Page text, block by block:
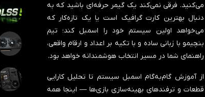
می‌کنید. فرقی نمی‌کند یک گیمر حرفه‌ای باشید که به
دنبال بهترین کارت گرافیک است یا یک تازه‌کار که
می‌خواهد اولین سیستم خود را اسمبل کند؛ تیم
بنچیمو با زبانی ساده و با تکیه بر اعداد و ارقام واقعی،
راهنمای شما در مسیر انتخاب هوشمندانه خواهد بود.
از آموزش گام‌به‌گام اسمبل سیستم تا تحلیل کارایی
قطعات و ترفندهای بهینه‌سازی بازی‌ها — اینجا همه